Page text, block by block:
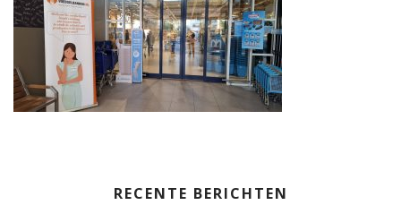
RECENTE BERICHTEN